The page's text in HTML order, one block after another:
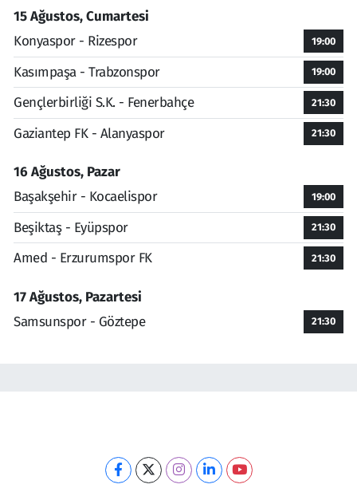
15 Ağustos, Cumartesi
Konyaspor - Rizespor
19:00
Kasımpaşa - Trabzonspor 19:00
Gençlerbirliği S.K. - Fenerbahçe 21:30
Gaziantep FK - Alanyaspor 21:30
16 Ağustos, Pazar
Başakşehir - Kocaelispor
19:00
Beşiktaş - Eyüpspor 21:30
Amed - Erzurumspor FK 21:30
17 Ağustos, Pazartesi
Samsunspor - Göztepe
21:30